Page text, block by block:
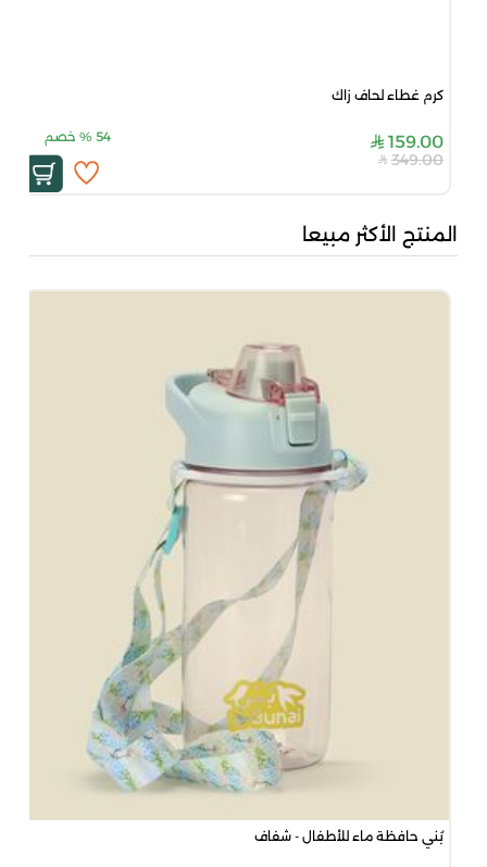
كرم غطاء لحاف زاك
159.00
54
% خصم
349.00
المنتج الأكثر مبيعا
بُني حافظة ماء للأطفال - شفاف